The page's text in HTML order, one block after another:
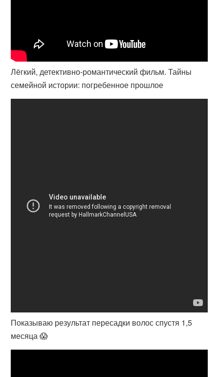
Лёгкий, детективно-романтический фильм. Тайны
семейной истории: погребенное прошлое
Показываю результат пересадки волос спустя 1,5
месяца 😱